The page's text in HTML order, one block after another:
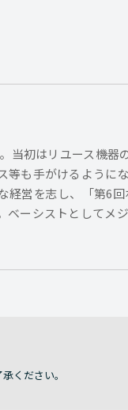
当初はリユース機器
も手がけるようにな
経営を志し、「第6回
ーシストとしてメ
ください。